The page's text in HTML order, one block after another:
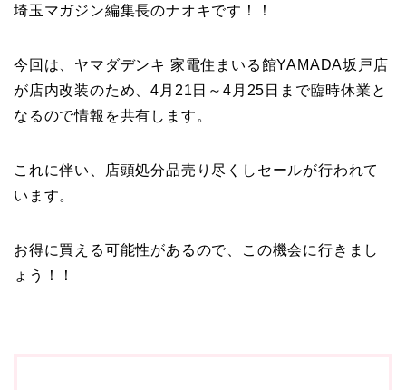
埼玉マガジン編集長のナオキです！！
今回は、ヤマダデンキ 家電住まいる館YAMADA坂戸店
が店内改装のため、4月21日～4月25日まで臨時休業と
なるので情報を共有します。
これに伴い、店頭処分品売り尽くしセールが行われて
います。
お得に買える可能性があるので、この機会に行きまし
ょう！！